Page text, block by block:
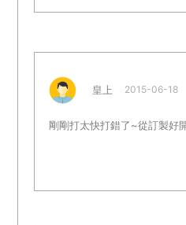
皇上 2015-06-18
剛剛打太快打錯了~從訂製好